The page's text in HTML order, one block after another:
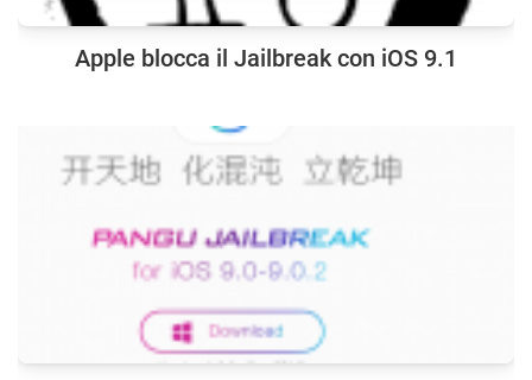
Apple blocca il Jailbreak con iOS 9.1